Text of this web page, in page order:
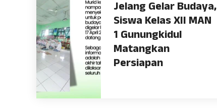
Jelang Gelar Budaya,
Siswa Kelas XII MAN
1 Gunungkidul
Matangkan
Persiapan